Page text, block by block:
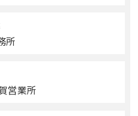
所
営業所